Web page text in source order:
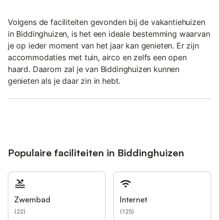
Volgens de faciliteiten gevonden bij de vakantiehuizen
in Biddinghuizen, is het een ideale bestemming waarvan
je op ieder moment van het jaar kan genieten. Er zijn
accommodaties met tuin, airco en zelfs een open
haard. Daarom zal je van Biddinghuizen kunnen
genieten als je daar zin in hebt.
Populaire faciliteiten in Biddinghuizen
Zwembad
(22)
Internet
(125)